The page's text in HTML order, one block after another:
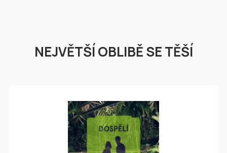
NEJVĚTŠÍ OBLIBĚ SE TĚŠÍ